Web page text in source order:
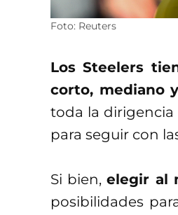
Foto: Reuters
Los Steelers
corto, mediano
toda la dirigencia
para seguir con
Si bien,elegir al
posibilidades